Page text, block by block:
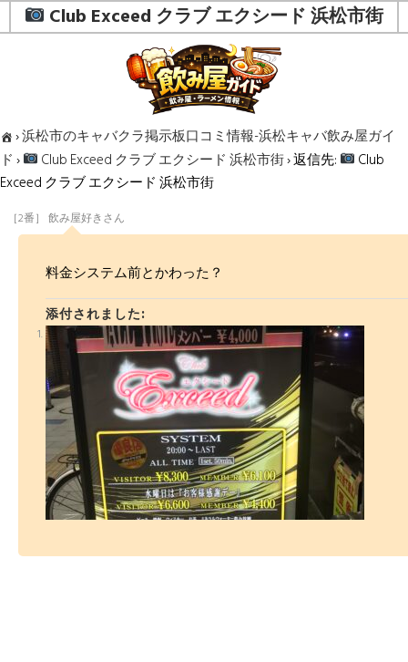
Club Exceed クラブ エクシード 浜松市街
›浜松市のキャバクラ掲示板口コミ情報-浜松キャバ飲み屋ガイ
ド › Club Exceed クラブ エクシード 浜松市街›返信先:
Club
Exceed クラブ エクシード 浜松市街
［2番］ 飲み屋好きさん
料金システム前とかわった？
添付されました: